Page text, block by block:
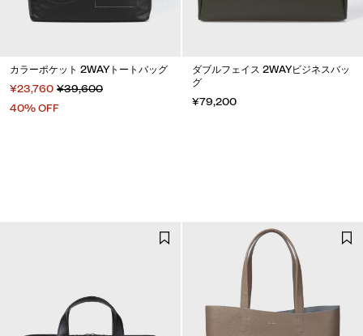
カラーポケット 2WAYトートバッグ
¥23,760 ¥39,600
40% OFF
ダブルフェイス 2WAYビジネスバッ
グ
¥79,200